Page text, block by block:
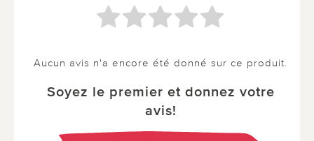
Aucun avis n'a encore été donné sur ce produit.
Soyez le premier et donnez votre
avis!